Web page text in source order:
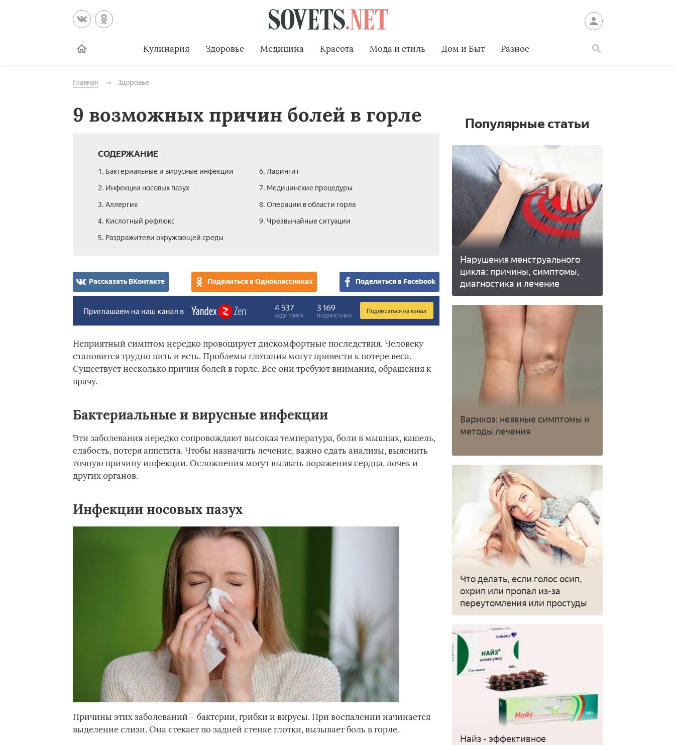
Кулинария Здоровье Медицина Красота Мода и стиль Дом и Быт Разное
Главная Здоровье
9 возможных причин болей в горле
СОДЕРЖАНИЕ
1. Бактериальные и вирусные инфекции
2. Инфекции носовых пазух
3. Аллергия
4. Кислотный рефлюкс
5. Раздражители окружающей среды
6. Ларингит
7. Медицинские процедуры
8. Операции в области горла
9. Чрезвычайные ситуации
Рассказать ВКонтакте Поделиться в Одноклассниках Поделиться в Facebook
Неприятный симптом нередко провоцирует дискомфортные последствия. Человеку
становится трудно пить и есть. Проблемы глотания могут привести к потере веса.
Существует несколько причин болей в горле. Все они требуют внимания, обращения к
врачу.
Бактериальные и вирусные инфекции
Эти заболевания нередко сопровождают высокая температура, боли в мышцах, кашель,
слабость, потеря аппетита. Чтобы назначить лечение, важно сдать анализы, выяснить
точную причину инфекции. Осложнения могут вызвать поражения сердца, почек и
других органов.
Инфекции носовых пазух
Причины этих заболеваний – бактерии, грибки и вирусы. При воспалении начинается
выделение слизи. Она стекает по задней стенке глотки, вызывает боль в горле.
Популярные статьи
Нарушения менструального
цикла: причины, симптомы,
диагностика и лечение
Варикоз: неявные симптомы и
методы лечения
Что делать, если голос осип,
охрип или пропал из-за
переутомления или простуды
Найз - эффективное